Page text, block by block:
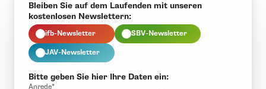
Bleiben Sie auf dem Laufenden mit unseren
kostenlosen Newslettern:
ifb-Newsletter SBV-Newsletter
JAV-Newsletter
Bitte geben Sie hier Ihre Daten ein:
Anrede*